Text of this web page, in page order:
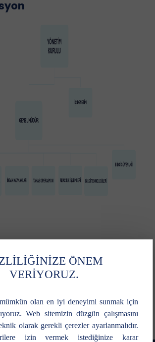
ÖNEM
VERİYORUZ.
olan en iyi deneyimi sunmak için
Web sitemizin düzgün çalışmasını
olarak gerekli çerezler ayarlanmalıdır.
izin vermek istediğinize karar